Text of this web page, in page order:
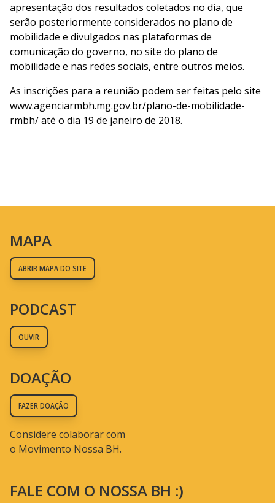
apresentação dos resultados coletados no dia, que
serão posteriormente considerados no plano de
mobilidade e divulgados nas plataformas de
comunicação do governo, no site do plano de
mobilidade e nas redes sociais, entre outros meios.
As inscrições para a reunião podem ser feitas pelo site
www.agenciarmbh.mg.gov.br/plano-de-mobilidade-
rmbh/ até o dia 19 de janeiro de 2018.
MAPA
ABRIR MAPA DO SITE
PODCAST
OUVIR
DOAÇÃO
FAZER DOAÇÃO
Considere colaborar com
o Movimento Nossa BH.
FALE COM O NOSSA BH :)